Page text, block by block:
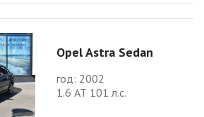
Opel Astra Sedan
год: 2002
1.6 АТ 101 л.с.